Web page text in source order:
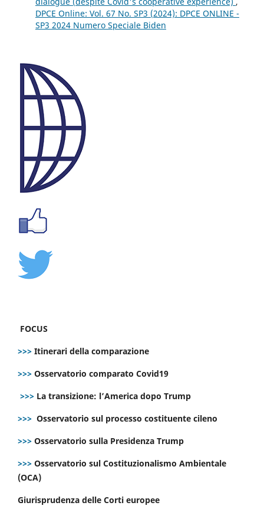
DPCE Online: Vol. 67 No. SP3 (2024): DPCE ONLINE -
SP3 2024 Numero Speciale Biden
FOCUS
>>> Itinerari della comparazione
>>> Osservatorio comparato Covid19
>>> La transizione: l’America dopo Trump
>>> Osservatorio sul processo costituente cileno
>>> Osservatorio sulla Presidenza Trump
>>> Osservatorio sul Costituzionalismo Ambientale
(OCA)
Giurisprudenza delle Corti europee